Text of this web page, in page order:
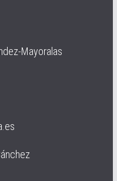
Mayoralas